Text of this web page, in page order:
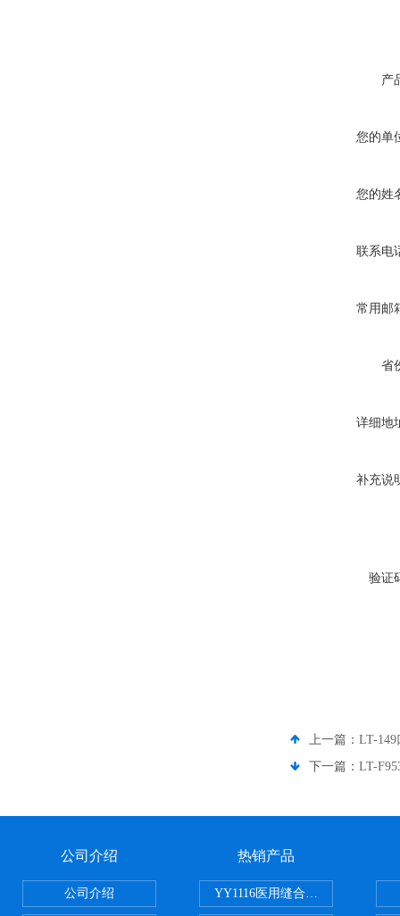
产
您的单
您的姓
联系电
常用邮
省
详细地
补充说
验证
上一篇： LT-
下一篇： LT-
公司介绍
公司介绍
热销产品
YY1116医用缝合线线径试验仪